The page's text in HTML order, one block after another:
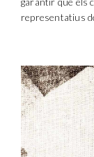
representatius